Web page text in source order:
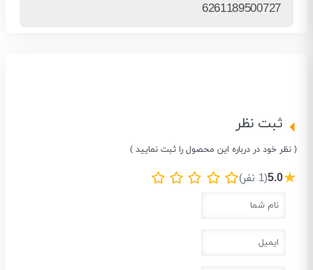
6261189500727
ثبت نظر
( نظر خود در درباره این محصول را ثبت نمایید )
★
5.0(1 نفر)